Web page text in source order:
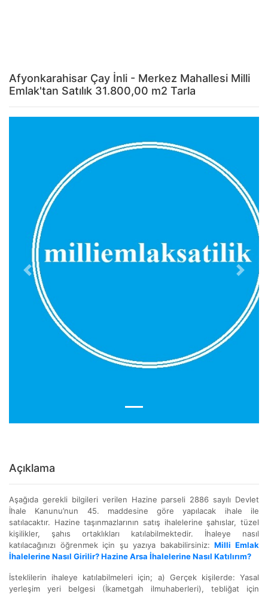
Afyonkarahisar Çay İnli - Merkez Mahallesi Milli
Emlak'tan Satılık 31.800,00 m2 Tarla
Previous Next
Açıklama
Aşağıda gerekli bilgileri verilen Hazine parseli 2886 sayılı Devlet
İhale Kanunu’nun 45. maddesine göre yapılacak ihale ile
satılacaktır. Hazine taşınmazlarının satış ihalelerine şahıslar, tüzel
kişilikler, şahıs ortaklıkları katılabilmektedir. İhaleye nasıl
katılacağınızı öğrenmek için şu yazıya bakabilirsiniz:Milli Emlak
İhalelerine Nasıl Girilir? Hazine Arsa İhalelerine Nasıl Katılırım?
İsteklilerin ihaleye katılabilmeleri için; a) Gerçek kişilerde: Yasal
yerleşim yeri belgesi (İkametgah ilmuhaberleri), tebliğat için